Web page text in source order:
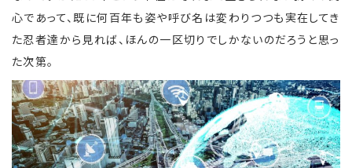
心であって、既に何百年も姿や呼び名は変わりつつも実在してき
た忍者達から見れば、ほんの一区切りでしかないのだろうと思っ
た次第。